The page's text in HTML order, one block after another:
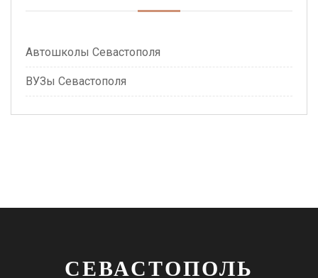
Автошколы Севастополя
ВУЗы Севастополя
СЕВАСТОПОЛЬ